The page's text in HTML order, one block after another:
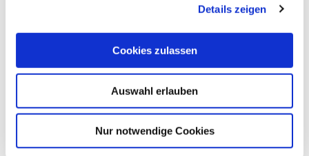
Details zeigen
Cookies zulassen
Auswahl erlauben
Nur notwendige Cookies
Ferrero
Westdeutscher
Rundfunk
Finnair
Zalando Logistics SE